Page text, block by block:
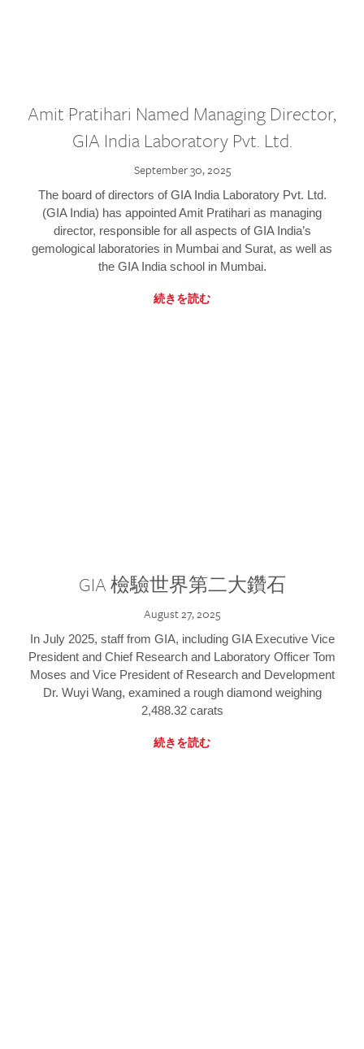
Amit Pratihari Named Managing Director,
GIA India Laboratory Pvt. Ltd.
September 30, 2025
The board of directors of GIA India Laboratory Pvt. Ltd.
(GIA India) has appointed Amit Pratihari as managing
director, responsible for all aspects of GIA India’s
gemological laboratories in Mumbai and Surat, as well as
the GIA India school in Mumbai.
続きを読む
GIA 檢驗世界第二大鑽石
August 27, 2025
In July 2025, staff from GIA, including GIA Executive Vice
President and Chief Research and Laboratory Officer Tom
Moses and Vice President of Research and Development
Dr. Wuyi Wang, examined a rough diamond weighing
2,488.32 carats
続きを読む